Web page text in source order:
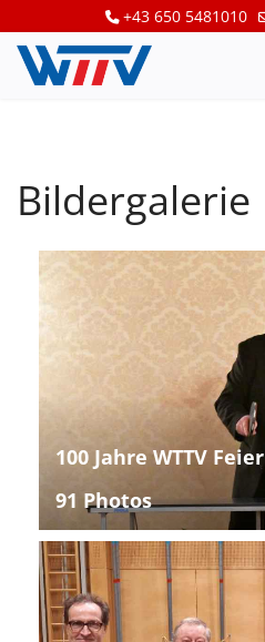
+43 650 5481010
Bildergalerie
100 Jahre WTTV Feier
91 Photos